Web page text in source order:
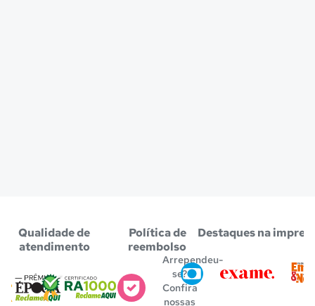
Qualidade de
atendimento
Política de
reembolso
Arrependeu-
se?
Confira
nossas
Destaques na